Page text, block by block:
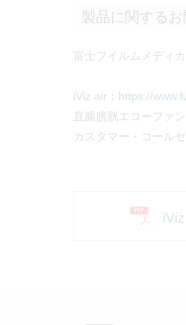
製品に関する
富士フイルムメディ
iViz air： https://
直腸膀胱エコーファ
カスタマー・コール